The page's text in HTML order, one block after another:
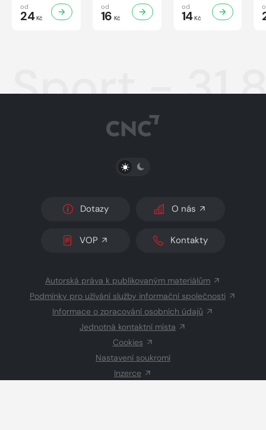
od
24Kč
od
16 Kč
od
14Kč
Sport -
PŘEPNOUT SVĚTLÝ/TMAVÝ REŽIM
Dotazy O nás
VOP Kontakty
Autorská práva k publikovaným materiálům
Podmínky pro užívání služby informační společnosti
Informace o zpracování osobních údajů
Jednotná kontaktní místa
Cookies
Nastavení soukromí
Inzerce